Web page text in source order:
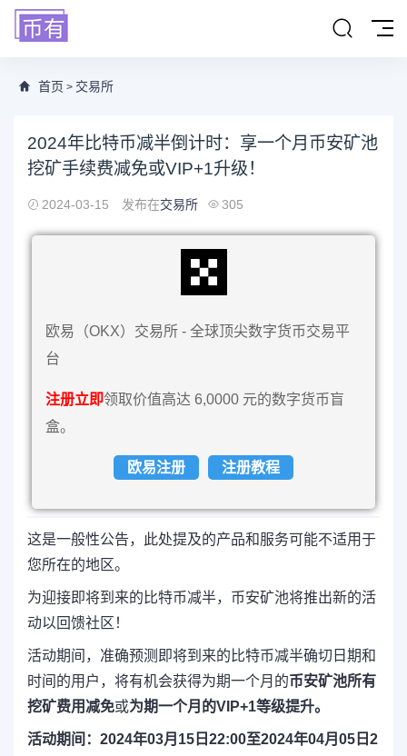
首页 > 交易所
2024年比特币减半倒计时：享一个月币安矿池
挖矿手续费减免或VIP+1升级！
2024-03-15 发布在交易所 305
欧易（OKX）交易所 - 全球顶尖数字货币交易平
台
注册立即领取价值高达 6,0000 元的数字货币盲
盒。
欧易注册 注册教程
这是一般性公告，此处提及的产品和服务可能不适用于
您所在的地区。
为迎接即将到来的比特币减半，币安矿池将推出新的活
动以回馈社区！
活动期间，准确预测即将到来的比特币减半确切日期和
时间的用户，将有机会获得为期一个月的币安矿池所有
挖矿费用减免或为期一个月的VIP+1等级提升。
活动期间：2024年03月15日22:00至2024年04月05日2